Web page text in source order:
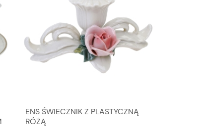
ENS ŚWIECZNIK Z PLASTYCZNĄ
RÓŻĄ